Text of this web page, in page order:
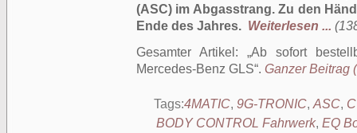
(ASC) im Abgasstrang. Zu den
Ende des Jahres. Weiterlesen ...
Gesamter Artikel:
Ab sofort
Mercedes-Benz GLS . Ganzer Beitrag
Tags:4MATIC, 9G-TRONIC, ASC,
BODY CONTROL Fahrwerk, EQ